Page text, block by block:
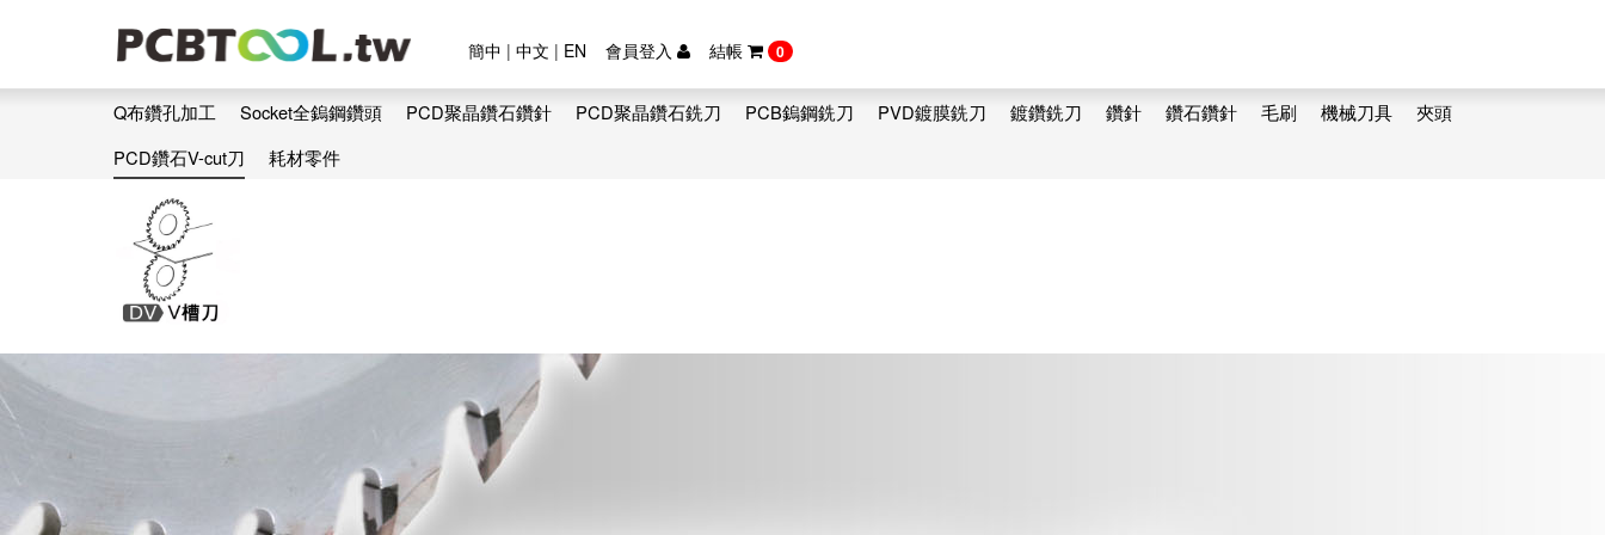
簡中 | 中文 | EN 會員登入 結帳 0
Q布鑽孔加工 Socket全鎢鋼鑽頭 PCD聚晶鑽石鑽針 PCD聚晶鑽石銑刀 PCB鎢鋼銑刀 PVD鍍膜銑刀 鍍鑽銑刀 鑽針 鑽石鑽針 毛刷 機械刀具
夾頭
PCD鑽石V-cut刀
耗材零件